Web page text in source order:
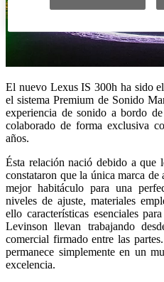
El nuevo Lexus IS 300h ha sido
el sistema Premium de Sonido
experiencia de sonido a bordo
colaborado de forma exclusiva
años.
Ésta relación nació debido a que
constataron que la única marca
mejor habitáculo para una
niveles de ajuste, materiales
ello características esenciales
Levinson llevan trabajando
comercial firmado entre las
permanece simplemente en un
excelencia.